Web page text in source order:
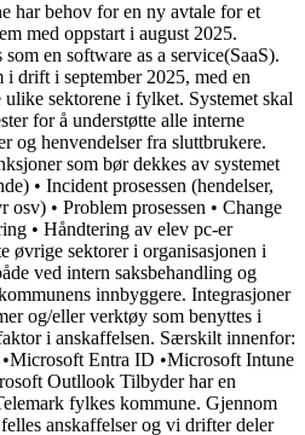
har behov for en ny avtale for et
med oppstart i august 2025.
en software as a service(SaaS).
i drift i september 2025, med en
sektorene i fylket. Systemet skal
for å understøtte alle interne
og henvendelser fra sluttbrukere.
som bør dekkes av systemet
• Incident prosessen (hendelser,
• Problem prosessen • Change
• Håndtering av elev pc-er
øvrige sektorer i organisasjonen i
ved intern saksbehandling og
innbyggere. Integrasjoner
og/eller verktøy som benyttes i
i anskaffelsen. Særskilt innenfor:
Entra ID •Microsoft Intune
Outllook Tilbyder har en
fylkes kommune. Gjennom
anskaffelser og vi drifter deler